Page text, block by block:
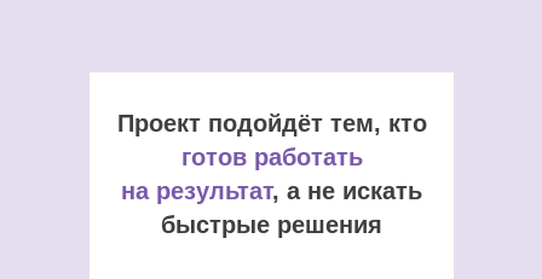
Проект подойдёт тем, кто
готов работать
на результат, а не искать
быстрые решения